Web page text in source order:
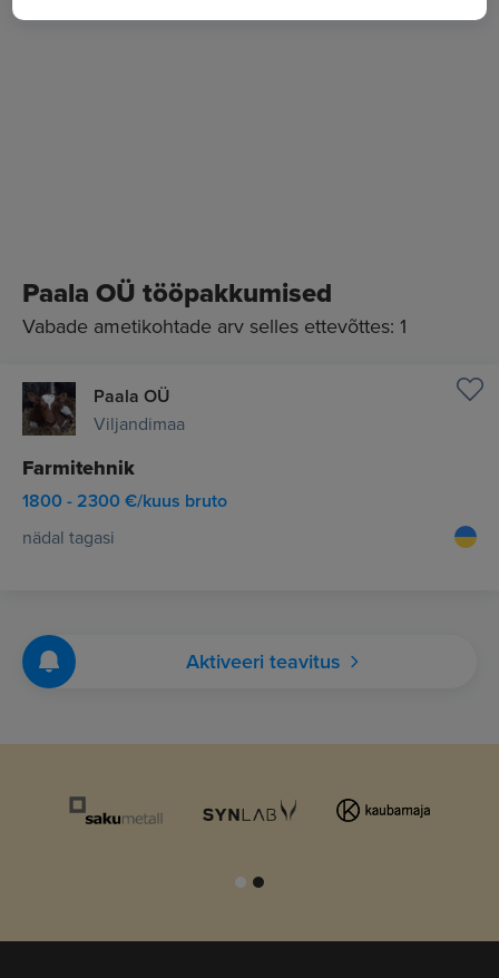
Paala OÜ tööpakkumised
Vabade ametikohtade arv selles ettevõttes: 1
Paala OÜ
Viljandimaa
Farmitehnik
1800 - 2300 €/kuus bruto
nädal tagasi
Aktiveeri teavitus